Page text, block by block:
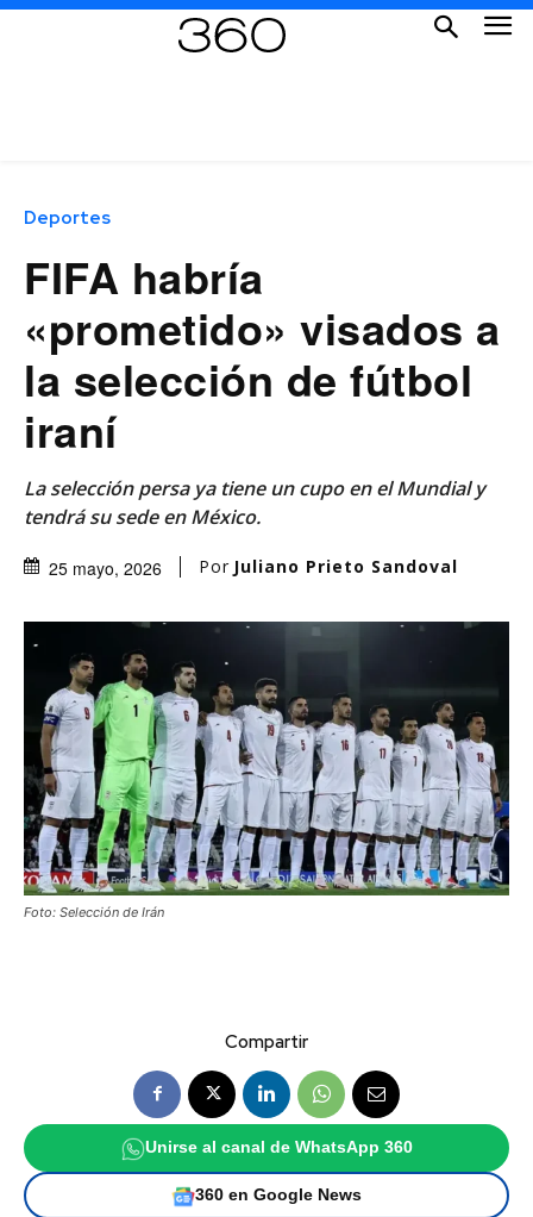
Deportes
FIFA habría
«prometido» visados a
la selección de fútbol
iraní
La selección persa ya tiene un cupo en el Mundial y
tendrá su sede en México.
25 mayo, 2026 Por Juliano Prieto Sandoval
Foto: Selección de Irán
Compartir
Unirse al canal de WhatsApp 360
360 en Google News